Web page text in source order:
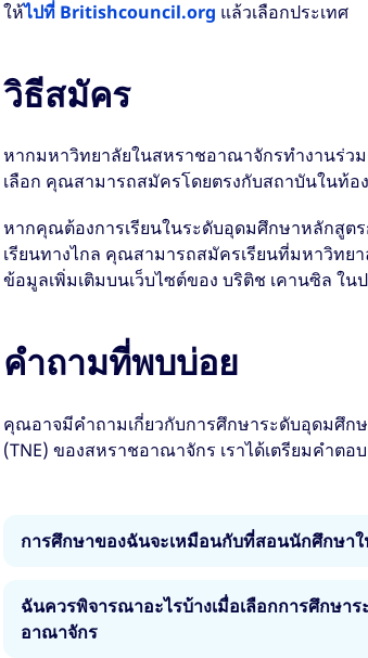
ให้ไปที่ Britishcouncil.org แล้วเลือกประเทศ
วิธีสมัคร
หากมหาวิทยาลัยในสหราชอาณาจักรทำงานร่
เลือก คุณสามารถสมัครโดยตรงกับสถาบันในท้อ
หากคุณต้องการเรียนในระดับอุดมศึกษาหลักสูต
เรียนทางไกล คุณสามารถสมัครเรียนที่มหาวิทย
ข้อมูลเพิ่มเติมบนเว็บไซต์ของ บริติช เคานซิล ใน
คำถามที่พบบ่อย
คุณอาจมีคำถามเกี่ยวกับการศึกษาระดับอุดมศึ
(TNE) ของสหราชอาณาจักร เราได้เตรียมคำต
การศึกษาของฉันจะเหมือนกับที่สอนนักศึกษา
เหมือน การศึกษาของคุณจะไม่ต่างจากที่สอนใ
ตามมาตรฐานการศึกษาระดับสูงเช่นเดียวกัน
เข้มงวดเช่นเดียวกัน
ฉันควรพิจารณาอะไรบ้างเมื่อเลือกการศึกษา
อาณาจักร